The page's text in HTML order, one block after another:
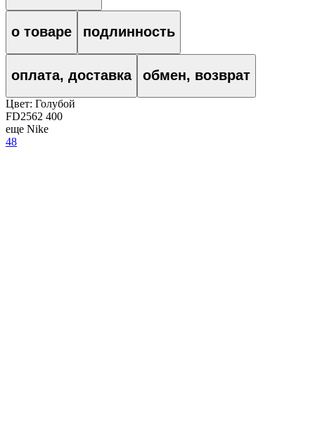
о товаре подлинность
оплата, доставка обмен, возврат
Цвет: Голубой
FD2562 400
еще Nike
48